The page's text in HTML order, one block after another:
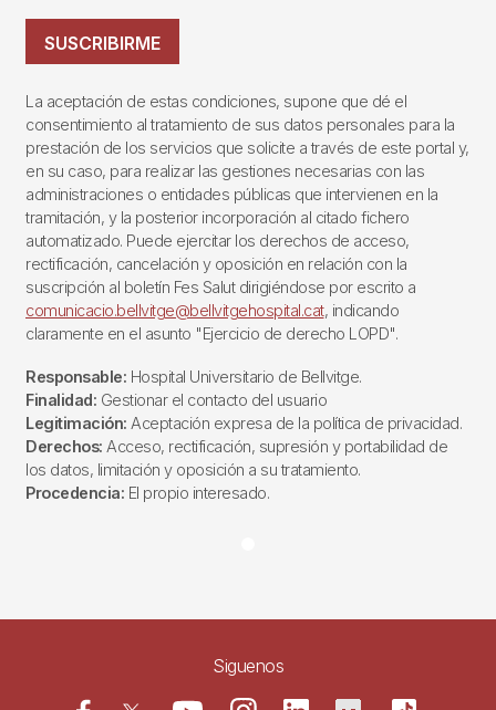
SUSCRIBIRME
La aceptación de estas condiciones, supone que dé el
consentimiento al tratamiento de sus datos personales para la
prestación de los servicios que solicite a través de este portal y,
en su caso, para realizar las gestiones necesarias con las
administraciones o entidades públicas que intervienen en la
tramitación, y la posterior incorporación al citado fichero
automatizado. Puede ejercitar los derechos de acceso,
rectificación, cancelación y oposición en relación con la
suscripción al boletín Fes Salut dirigiéndose por escrito a
comunicacio.bellvitge@bellvitgehospital.cat, indicando
claramente en el asunto "Ejercicio de derecho LOPD".
Responsable: Hospital Universitario de Bellvitge.
Finalidad: Gestionar el contacto del usuario
Legitimación: Aceptación expresa de la política de privacidad.
Derechos: Acceso, rectificación, supresión y portabilidad de
los datos, limitación y oposición a su tratamiento.
Procedencia: El propio interesado.
Siguenos